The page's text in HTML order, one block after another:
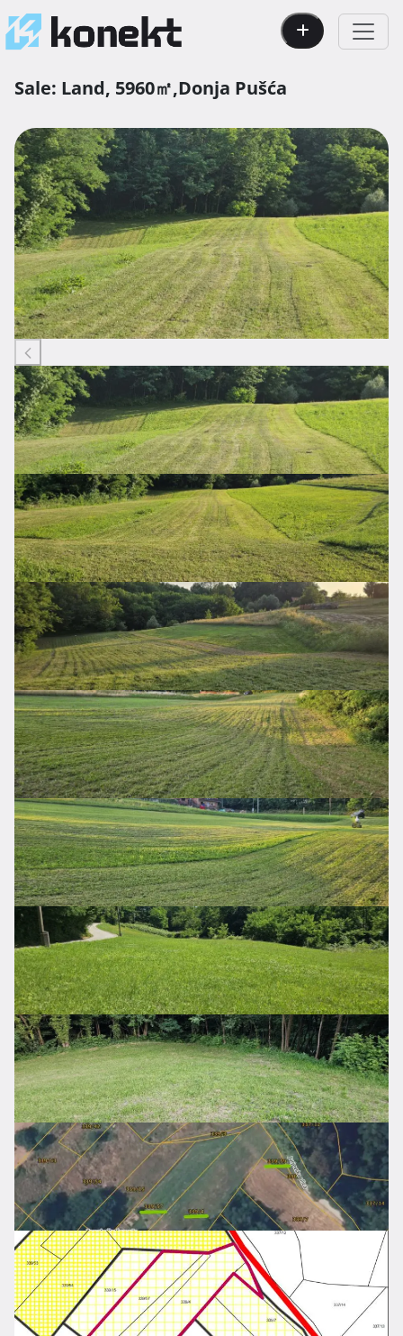
Sale: Land, 5960㎡,Donja Pušća